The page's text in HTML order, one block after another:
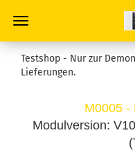
Testshop - Nur zur
Lieferungen.
M0005 -
Modulversion: